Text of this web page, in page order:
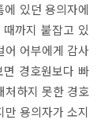
있던 용의자에
까지 붙잡고 있
어 어부에게 감사
경호원보다 빠
처하지 못한 경호
용의자가 소지